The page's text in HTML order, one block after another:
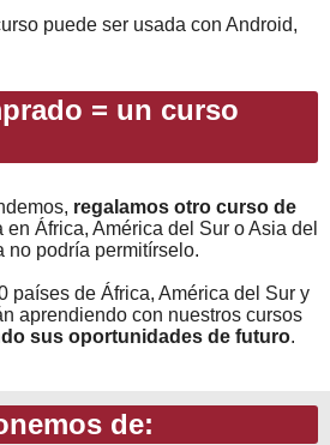
puede ser usada con Android,
= un curso
regalamos otro curso de
en África, América del Sur o Asia del
no podría permitírselo.
países de África, América del Sur y
aprendiendo con nuestros cursos
sus oportunidades de futuro.
de: